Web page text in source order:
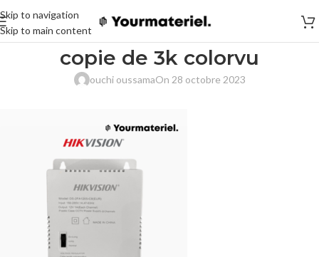
Skip to navigation
Skip to main content
copie de 3k colorvu
ouchi oussamaOn 28 octobre 2023